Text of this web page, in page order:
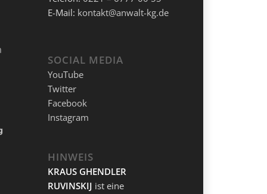
E-Mail: kontakt@anwalt-kg.de
SOCIAL MEDIA
YouTube
Twitter
Facebook
Instagram
HINWEIS
KRAUS GHENDLER
RUVINSKIJ ist eine